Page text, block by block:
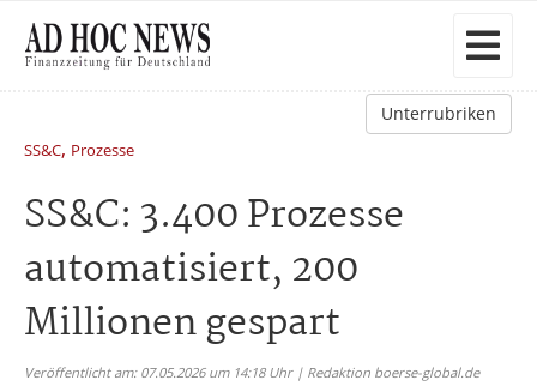
Unterrubriken
SS&C, Prozesse
SS&C: 3.400 Prozesse
automatisiert, 200
Millionen gespart
Veröffentlicht am: 07.05.2026 um 14:18 Uhr | Redaktion boerse-global.de